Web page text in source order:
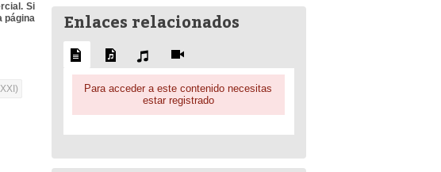
Si
página
Enlaces relacionados
Para acceder a este contenido necesitas
estar registrado